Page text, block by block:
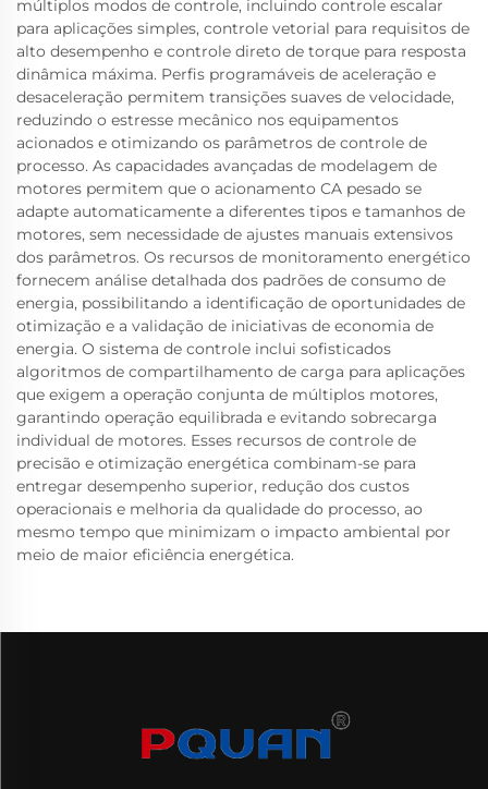
múltiplos modos de controle, incluindo controle escalar
para aplicações simples, controle vetorial para requisitos de
alto desempenho e controle direto de torque para resposta
dinâmica máxima. Perfis programáveis de aceleração e
desaceleração permitem transições suaves de velocidade,
reduzindo o estresse mecânico nos equipamentos
acionados e otimizando os parâmetros de controle de
processo. As capacidades avançadas de modelagem de
motores permitem que o acionamento CA pesado se
adapte automaticamente a diferentes tipos e tamanhos de
motores, sem necessidade de ajustes manuais extensivos
dos parâmetros. Os recursos de monitoramento energético
fornecem análise detalhada dos padrões de consumo de
energia, possibilitando a identificação de oportunidades de
otimização e a validação de iniciativas de economia de
energia. O sistema de controle inclui sofisticados
algoritmos de compartilhamento de carga para aplicações
que exigem a operação conjunta de múltiplos motores,
garantindo operação equilibrada e evitando sobrecarga
individual de motores. Esses recursos de controle de
precisão e otimização energética combinam-se para
entregar desempenho superior, redução dos custos
operacionais e melhoria da qualidade do processo, ao
mesmo tempo que minimizam o impacto ambiental por
meio de maior eficiência energética.